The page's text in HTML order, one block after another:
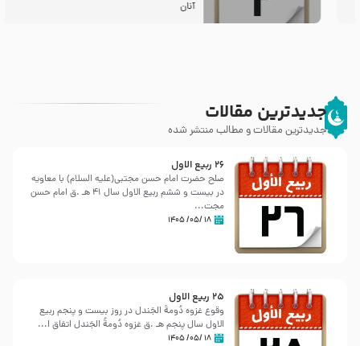
جدیدترین مقالات
جدیدترین مقالات و مطالب منتشر شده
26 ربيع الاول
صلح حضرت امام حسن مجتبی(علیه السلام) با معاویه
در بیست و ششم ربیع الاول سال 41 هـ .ق امام حسن
مجت...
۱۸ /۰۵/ ۱۴۰۵
25 ربيع الاول
وقوع غزوه دُومةُ الجَندل در روز بیست و پنجم ربیع
الاول سال پنجم هـ .ق غزوه دُومةُ الجَندل اتفاق ا...
۱۸ /۰۵/ ۱۴۰۵